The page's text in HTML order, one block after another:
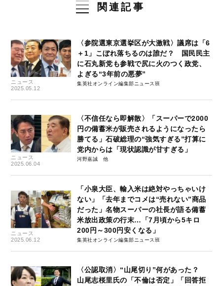
関連記事
ニュース
2025.05.12
〈参院選東京選挙区が大激戦〉議席は「6
＋1」こぼれ落ちるのは誰だ？ 国民民主
に石丸新党も参戦で尻に火のつく政党、
よぎる“3年前の悪夢”
集英社オンライン編集部ニュース班
ニュース
2025.06.04
〈不信任なら即解散〉「スーパーで2000
円の備蓄米が販売されるようになったら
勝てる」石破総理の“強気すぎる”打算に
党内からは「現状認識が甘すぎる」
河野嘉誠
ニュース
2025.06.12
「小泉大臣、輸入米は絶対やっちゃいけ
ない」「去年までコメは“売れない”商品
だった」名物スーパーの社長が語る備蓄
米放出政策の行末…「7月頃から5キロ
200円～300円安くなる」
集英社オンライン編集部ニュース班
〈公認取消〉“山尾切り”何があった？
山尾志桜里氏の「不倫は否定」「回答拒